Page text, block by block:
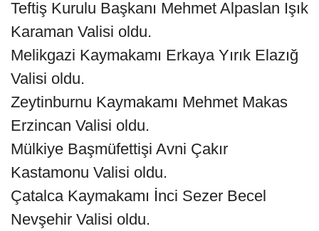
Teftiş Kurulu Başkanı Mehmet Alpaslan Işık
Karaman Valisi oldu.
Melikgazi Kaymakamı Erkaya Yırık Elazığ
Valisi oldu.
Zeytinburnu Kaymakamı Mehmet Makas
Erzincan Valisi oldu.
Mülkiye Başmüfettişi Avni Çakır
Kastamonu Valisi oldu.
Çatalca Kaymakamı İnci Sezer Becel
Nevşehir Valisi oldu.